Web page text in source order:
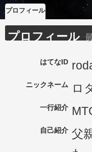
プロフィール
プロフィール
はてなID
ニックネーム ロ
一行紹介
自己紹介 父